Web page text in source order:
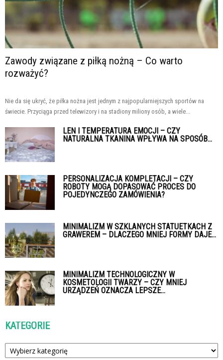
Zawody związane z piłką nożną – Co warto
rozważyć?
Nie da się ukryć, że piłka nożna jest jednym z najpopularniejszych sportów na
świecie. Przyciąga przed telewizory i na stadiony miliony osób, a wiele...
LEN I TEMPERATURA EMOCJI – CZY
NATURALNA TKANINA WPŁYWA NA SPOSÓB...
PERSONALIZACJA KOMPLETACJI – CZY
ROBOTY MOGĄ DOPASOWAĆ PROCES DO
POJEDYNCZEGO ZAMÓWIENIA?
MINIMALIZM W SZKLANYCH STATUETKACH Z
GRAWEREM – DLACZEGO MNIEJ FORMY DAJE...
MINIMALIZM TECHNOLOGICZNY W
KOSMETOLOGII TWARZY – CZY MNIEJ
URZĄDZEŃ OZNACZA LEPSZE...
KATEGORIE
Kategorie